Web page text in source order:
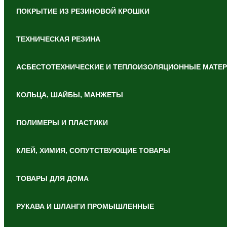
ПОКРЫТИЕ ИЗ РЕЗИНОВОЙ КРОШКИ
ТЕХНИЧЕСКАЯ РЕЗИНА
АСБЕСТОТЕХНИЧЕСКИЕ И ТЕПЛОИЗОЛЯЦИОННЫЕ
КОЛЬЦА, ШАЙБЫ, МАНЖЕТЫ
ПОЛИМЕРЫ И ПЛАСТИКИ
КЛЕЙ, ХИМИЯ, СОПУТСТВУЮЩИЕ ТОВАРЫ
ТОВАРЫ ДЛЯ ДОМА
РУКАВА И ШЛАНГИ ПРОМЫШЛЕННЫЕ